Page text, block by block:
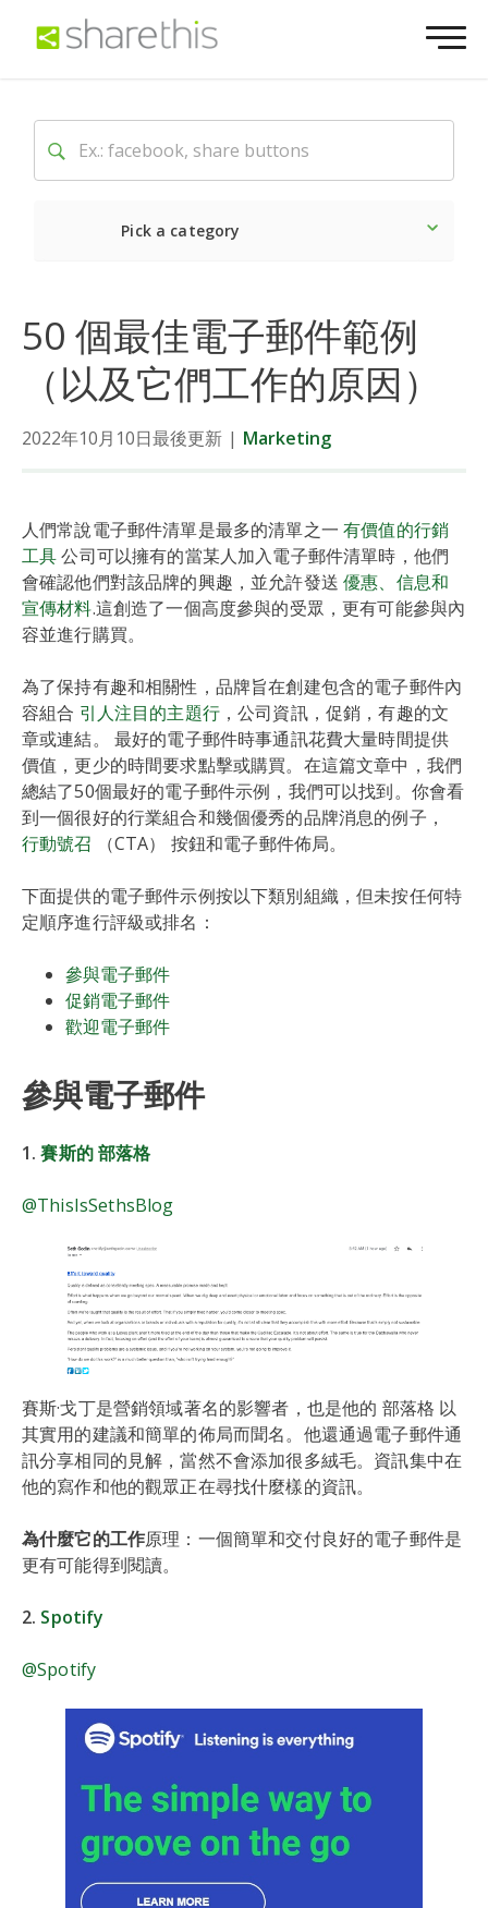
Pick a category
50 個最佳電子郵件範例
（以及它們工作的原因）
2022年10月10日最後更新 | Marketing
人們常說電子郵件清單是最多的清單之一有價值的行銷
工具公司可以擁有的當某人加入電子郵件清單時，他們
會確認他們對該品牌的興趣，並允許發送優惠、信息和
宣傳材料.這創造了一個高度參與的受眾，更有可能參與內
容並進行購買。
為了保持有趣和相關性，品牌旨在創建包含的電子郵件內
容組合 引人注目的主題行，公司資訊，促銷，有趣的文
章或連結。 最好的電子郵件時事通訊花費大量時間提供
價值，更少的時間要求點擊或購買。在這篇文章中，我們
總結了50個最好的電子郵件示例，我們可以找到。你會看
到一個很好的行業組合和幾個優秀的品牌消息的例子，
行動號召 （CTA） 按鈕和電子郵件佈局。
下面提供的電子郵件示例按以下類別組織，但未按任何特
定順序進行評級或排名：
參與電子郵件
促銷電子郵件
歡迎電子郵件
參與電子郵件
1.賽斯的 部落格
@ThisIsSethsBlog
賽斯·戈丁是營銷領域著名的影響者，也是他的 部落格 以
其實用的建議和簡單的佈局而聞名。他還通過電子郵件通
訊分享相同的見解，當然不會添加很多絨毛。資訊集中在
他的寫作和他的觀眾正在尋找什麼樣的資訊。
為什麼它的工作原理：一個簡單和交付良好的電子郵件是
更有可能得到閱讀。
2. Spotify
@Spotify